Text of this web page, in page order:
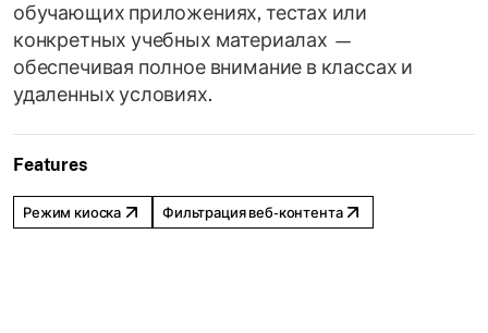
обучающих приложениях, тестах или
конкретных учебных материалах —
обеспечивая полное внимание в классах и
удаленных условиях.
Features
Режим киоска Фильтрация веб-контента